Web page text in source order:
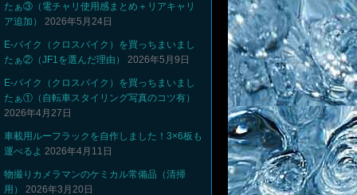
たぁ③（電チャリ使用感まとめ＋リアキャリ
ア追加）
2026年5月24日
E-バイク（クロスバイク）を買っちまいまし
たぁ②（JF1を選んだ理由）
2026年5月9日
E-バイク（クロスバイク）を買っちまいまし
たぁ①（自転車スタイリング写真のコツ有）
2026年4月27日
車載用ルーフラックを自作しました！3×6板も
運べるよ 2026年4月11日
物撮りカメラマンのケミカル常備品（清掃
用）
2026年3月20日